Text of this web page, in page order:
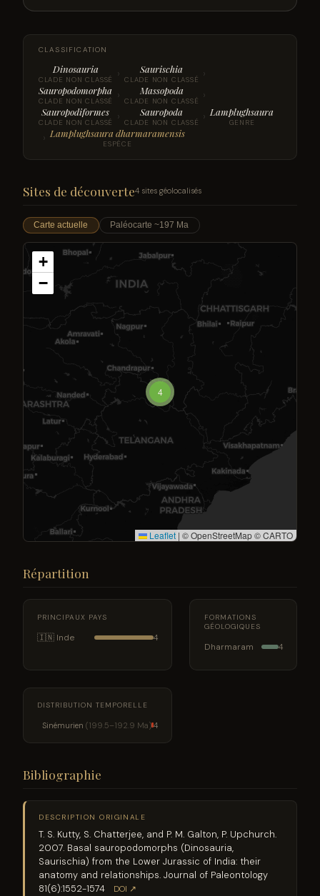
CLASSIFICATION
Dinosauria
CLADE NON CLASSÉ › Saurischia
CLADE NON CLASSÉ ›
Sauropodomorpha
CLADE NON CLASSÉ › Massopoda
CLADE NON CLASSÉ ›
Sauropodiformes
CLADE NON CLASSÉ › Sauropoda
CLADE NON CLASSÉ › Lamplughsaura
GENRE
› Lamplughsaura dharmaramensis
ESPÈCE
Sites de découverte4 sites géolocalisés
Carte actuelle Paléocarte ~197 Ma
4
+
−
Leaflet | © OpenStreetMap © CARTO
Répartition
PRINCIPAUX PAYS
🇮🇳 Inde 4
FORMATIONS
GÉOLOGIQUES
Dharmaram 4
DISTRIBUTION TEMPORELLE
Sinémurien (199.5–192.9 Ma) 4
Bibliographie
DESCRIPTION ORIGINALE
T. S. Kutty, S. Chatterjee, and P. M. Galton, P. Upchurch.
2007. Basal sauropodomorphs (Dinosauria,
Saurischia) from the Lower Jurassic of India: their
anatomy and relationships. Journal of Paleontology
81(6):1552-1574
DOI ↗